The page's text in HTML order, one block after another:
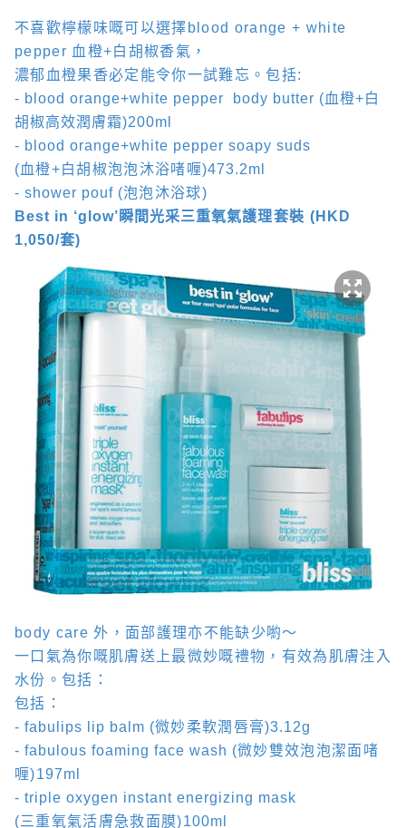
不喜歡檸檬味嘅可以選擇 blood orange + white
pepper 血橙+白胡椒香氣，
濃郁血橙果香必定能令你一試難忘。包括:
- blood orange+white pepper
body butter (血橙+白
胡椒高效潤膚霜)200ml
- blood orange+white pepper soapy suds
(血橙+白胡椒泡泡沐浴啫喱)473.2ml
- shower pouf (泡泡沐浴球)
Best in ‘glow’瞬間光采三重氧氣護理套裝 (HKD
1,050/套)
body care外，面部護理亦不能缺少喲～
一口氣為你嘅肌膚送上最微妙嘅禮物，有效為肌膚注入
水份。包括：
包括：
- fabulips lip balm (微妙柔軟潤唇膏)3.12g
- fabulous foaming face wash (微妙雙效泡泡潔面啫
喱)197ml
- triple oxygen instant energizing mask
(三重氧氣活膚急救面膜)100ml